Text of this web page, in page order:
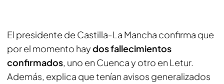
El presidente de Castilla-La Mancha confirma que
por el momento haydos fallecimientos
confirmados, uno en Cuenca y otro en Letur.
Además, explica que tenían avisos generalizados